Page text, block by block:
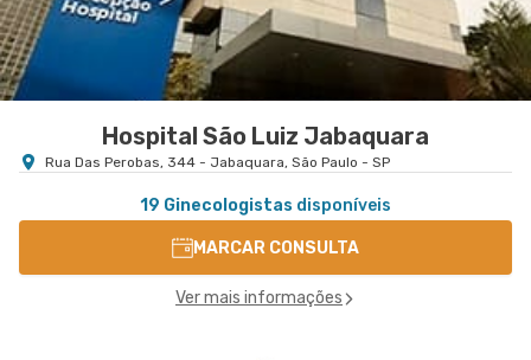
Hospital São Luiz Jabaquara
Rua Das Perobas, 344 - Jabaquara, São Paulo - SP
19 Ginecologistas disponíveis
MARCAR CONSULTA
Ver mais informações